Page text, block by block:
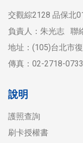
交觀綜2128 品保北
負責人：朱光志 聯
地址：(105)台北市
傳真：02-2718-0733
說明
護照查詢
刷卡授權書